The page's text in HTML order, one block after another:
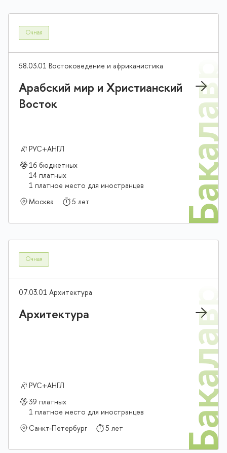
Очная
58.03.01 Востоковедение и африканистика
Арабский мир и Христианский
Восток
РУС+АНГЛ
16 бюджетных
14 платных
1 платное место для иностранцев
Москва
5 лет
Очная
07.03.01 Архитектура
Архитектура
РУС+АНГЛ
39 платных
1 платное место для иностранцев
Санкт-Петербург
5 лет